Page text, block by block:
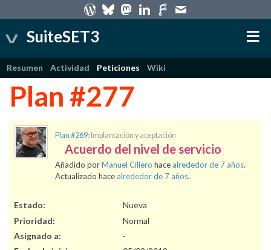
SuiteSET3
Resumen Actividad Peticiones Wiki
Plan #277
Plan #269: Implantación y aceptación
Acuerdo del nivel de servicio
Añadido porManuel Cillero hacealrededor de 7 años.
Actualizado hacealrededor de 7 años.
Estado:
Nueva
Prioridad:
Normal
Asignado a:
-